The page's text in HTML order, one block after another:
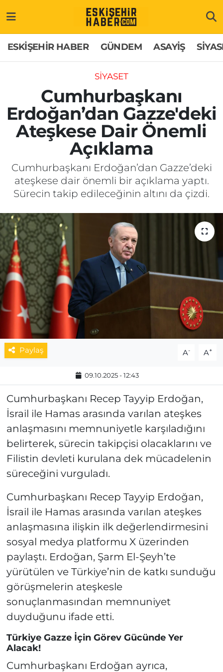
ESKİŞEHİR HABER GÜNDEM ASAYİŞ
SİYASET
Cumhurbaşkanı
Erdoğan’dan Gazze'deki
Ateşkese Dair Önemli
Açıklama
Cumhurbaşkanı Erdoğan’dan Gazze’deki
ateşkese dair önemli bir açıklama yaptı.
Sürecin takip edileceğinin altını da çizdi.
Paylaş A- A+
09.10.2025 - 12:43
Cumhurbaşkanı Recep Tayyip Erdoğan,
İsrail ile Hamas arasında varılan ateşkes
anlaşmasını memnuniyetle karşıladığını
belirterek, sürecin takipçisi olacaklarını ve
Filistin devleti kurulana dek mücadelenin
süreceğini vurguladı.
Cumhurbaşkanı Recep Tayyip Erdoğan,
İsrail ile Hamas arasında varılan ateşkes
anlaşmasına ilişkin ilk değerlendirmesini
sosyal medya platformu X üzerinden
paylaştı. Erdoğan, Şarm El-Şeyh’te
yürütülen ve Türkiye’nin de katkı sunduğu
görüşmelerin ateşkesle
sonuçlanmasından memnuniyet
duyduğunu ifade etti.
Türkiye Gazze İçin Görev Gücünde Yer
Alacak!
Cumhurbaşkanı Erdoğan ayrıca,
GÜNDEM
ASAYİŞ
SİYASET
EKONOMİ
SAĞLIK
EĞİTİM
SPOR
MAGAZİN
ESKİŞEHİRSPOR
Hakkımızda
İletişim
Künye
Odunpazarı Trafik Yoğunluk Haritası
Süper Lig Puan Durumu ve Fikstür
Tüm Manşetler
Son Dakika Haberleri
Haber Arşivi